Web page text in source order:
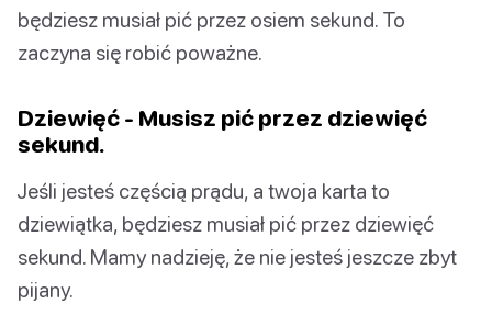
będziesz musiał pić przez osiem sekund. To
zaczyna się robić poważne.
Dziewięć - Musisz pić przez dziewięć
sekund.
Jeśli jesteś częścią prądu, a twoja karta to
dziewiątka, będziesz musiał pić przez dziewięć
sekund. Mamy nadzieję, że nie jesteś jeszcze zbyt
pijany.